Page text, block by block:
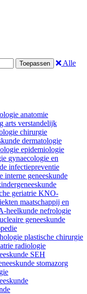
Toepassen
Alle
anatomie
arts verstandelijk
chirurgie
dermatologie
epidemiologie
gynaecologie en
infectiepreventie
interne geneeskunde
geriatrie KNO-
maatschappij en
heelkunde nefrologie
geneeskunde
plastische chirurgie
radiologie
SEH
stomazorg